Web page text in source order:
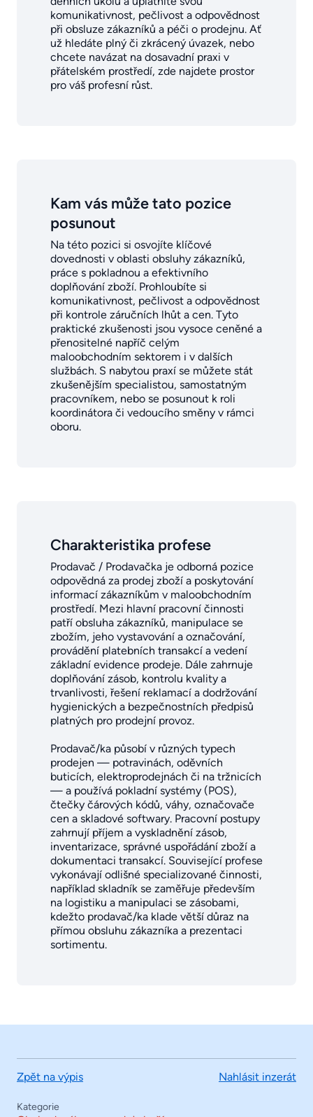
komunikativnost, pečlivost a odpovědnost
při obsluze zákazníků a péči o prodejnu. Ať
už hledáte plný či zkrácený úvazek, nebo
chcete navázat na dosavadní praxi v
přátelském prostředí, zde najdete prostor
pro váš profesní růst.
Kam vás může tato pozice
posunout
Na této pozici si osvojíte klíčové
dovednosti v oblasti obsluhy zákazníků,
práce s pokladnou a efektivního
doplňování zboží. Prohloubíte si
komunikativnost, pečlivost a odpovědnost
při kontrole záručních lhůt a cen. Tyto
praktické zkušenosti jsou vysoce ceněné a
přenositelné napříč celým
maloobchodním sektorem i v dalších
službách. S nabytou praxí se můžete stát
zkušenějším specialistou, samostatným
pracovníkem, nebo se posunout k roli
koordinátora či vedoucího směny v rámci
oboru.
Charakteristika profese
Prodavač / Prodavačka je odborná pozice
odpovědná za prodej zboží a poskytování
informací zákazníkům v maloobchodním
prostředí. Mezi hlavní pracovní činnosti
patří obsluha zákazníků, manipulace se
zbožím, jeho vystavování a označování,
provádění platebních transakcí a vedení
základní evidence prodeje. Dále zahrnuje
doplňování zásob, kontrolu kvality a
trvanlivosti, řešení reklamací a dodržování
hygienických a bezpečnostních předpisů
platných pro prodejní provoz.
Prodavač/ka působí v různých typech
prodejen — potravinách, oděvních
buticích, elektroprodejnách či na tržnicích
— a používá pokladní systémy (POS),
čtečky čárových kódů, váhy, označovače
cen a skladové softwary. Pracovní postupy
zahrnují příjem a vyskladnění zásob,
inventarizace, správné uspořádání zboží a
dokumentaci transakcí. Související profese
vykonávají odlišné specializované činnosti,
například skladník se zaměřuje především
na logistiku a manipulaci se zásobami,
kdežto prodavač/ka klade větší důraz na
přímou obsluhu zákazníka a prezentaci
sortimentu.
Zpět na výpis Nahlásit inzerát
Kategorie